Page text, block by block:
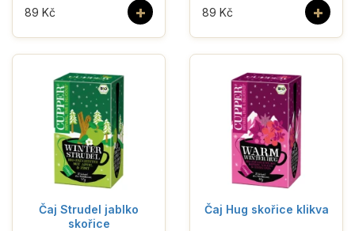
+
89 Kč +
89 Kč
Čaj Strudel jablko
skořice
Čaj Hug skořice klikva